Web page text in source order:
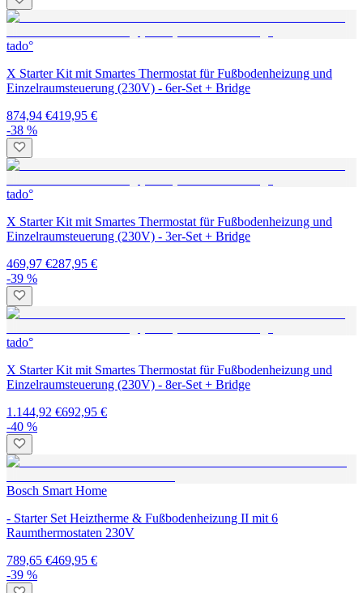
tado°
X Starter Kit mit Smartes Thermostat für Fußbodenheizung und
Einzelraumsteuerung (230V) - 6er-Set + Bridge
874,94 €419,95 €
-38 %
tado°
X Starter Kit mit Smartes Thermostat für Fußbodenheizung und
Einzelraumsteuerung (230V) - 3er-Set + Bridge
469,97 €287,95 €
-39 %
tado°
X Starter Kit mit Smartes Thermostat für Fußbodenheizung und
Einzelraumsteuerung (230V) - 8er-Set + Bridge
1.144,92 €692,95 €
-40 %
Bosch Smart Home
- Starter Set Heiztherme & Fußbodenheizung II mit 6
Raumthermostaten 230V
789,65 €469,95 €
-39 %